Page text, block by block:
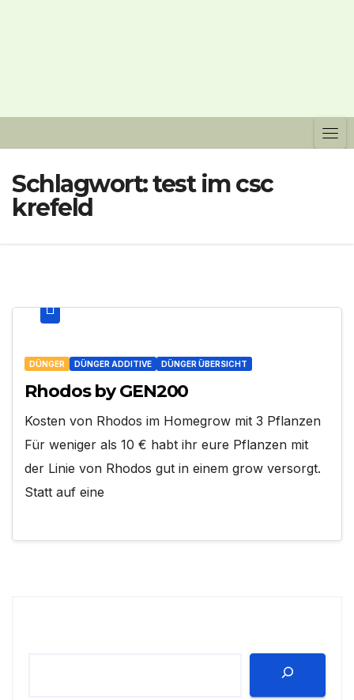
Schlagwort:test im csc
krefeld
DÜNGER DÜNGER ADDITIVE DÜNGER ÜBERSICHT
Rhodos by GEN200
Kosten von Rhodos im Homegrow mit 3 Pflanzen
Für weniger als 10 € habt ihr eure Pflanzen mit
der Linie von Rhodos gut in einem grow versorgt.
Statt auf eine